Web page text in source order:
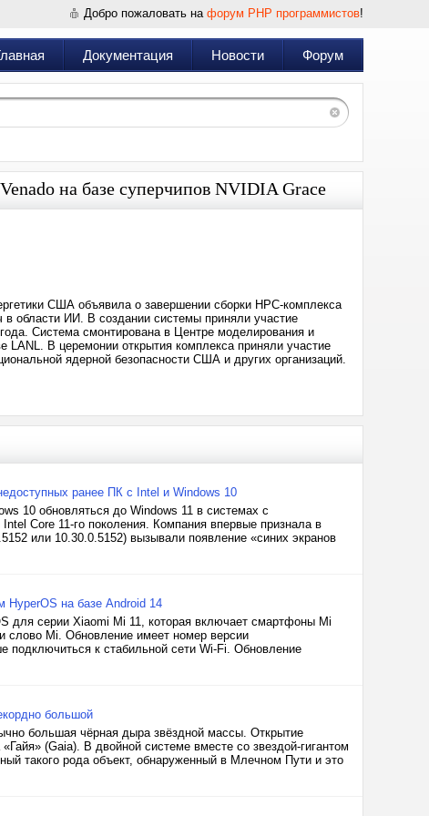
Добро пожаловать на форум PHP программистов!
Документация Новости Форум
на базе суперчипов NVIDIA Grace
США объявила о завершении сборки НРС-комплекса
области ИИ. В создании системы приняли участие
Система смонтирована в Центре моделирования и
В церемонии открытия комплекса приняли участие
ядерной безопасности США и других организаций.
ранее ПК с Intel и Windows 10
10 обновляться до Windows 11 в системах с
Core 11-го поколения. Компания впервые признала в
или 10.30.0.5152) вызывали появление «синих экранов
HyperOS на базе Android 14
для серии Xiaomi Mi 11, которая включает смартфоны Mi
слово Mi. Обновление имеет номер версии
подключиться к стабильной сети Wi-Fi. Обновление
большой
большая чёрная дыра звёздной массы. Открытие
(Gaia). В двойной системе вместе со звездой-гигантом
такого рода объект, обнаруженный в Млечном Пути и это